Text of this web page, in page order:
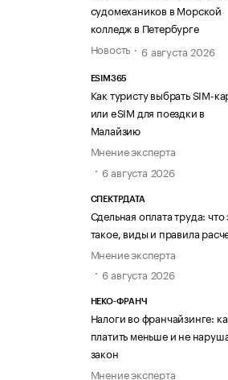
судомехаников в Морской
колледж в Петербурге
Новость
6 августа 2026
ESIM365
Как туристу выбрать SIM-
или eSIM для поездки в
Малайзию
Мнение эксперта
6 августа 2026
СПЕКТРДАТА
Сдельная оплата труда: что
такое, виды и правила
Мнение эксперта
6 августа 2026
НЕКО-ФРАНЧ
Налоги во франчайзинге:
платить меньше и не
закон
Мнение эксперта